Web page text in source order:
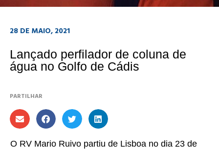
28 DE MAIO, 2021
Lançado perfilador de coluna de
água no Golfo de Cádis
PARTILHAR
O RV Mario Ruivo partiu de Lisboa no dia 23 de